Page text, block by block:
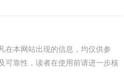
在本网站出现的信息，均仅供参
可靠性，读者在使用前请进一步核